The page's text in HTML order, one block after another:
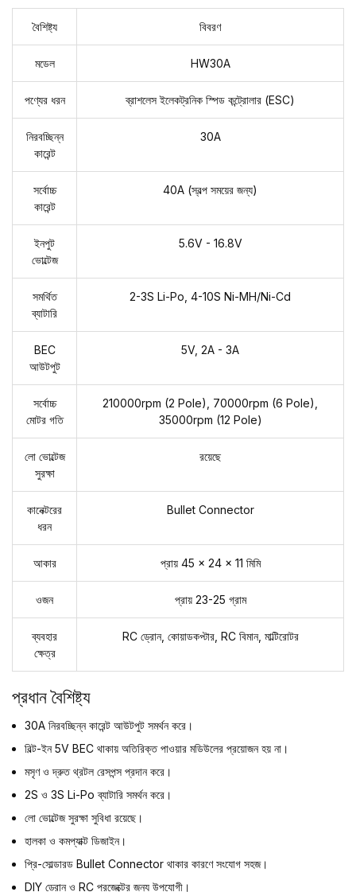
বৈশিষ্ট্য বিবরণ
মডেল HW30A
পণ্যের ধরন ব্রাশলেস ইলেকট্রনিক স্পিড কন্ট্রোলার (ESC)
নিরবচ্ছিন্ন
কারেন্ট
30A
সর্বোচ্চ
কারেন্ট
40A (স্বল্প সময়ের জন্য)
ইনপুট
ভোল্টেজ
5.6V - 16.8V
সমর্থিত
ব্যাটারি
2-3S Li-Po, 4-10S Ni-MH/Ni-Cd
BEC
আউটপুট
5V, 2A - 3A
সর্বোচ্চ
মোটর গতি
210000rpm (2 Pole), 70000rpm (6 Pole),
35000rpm (12 Pole)
লো ভোল্টেজ
সুরক্ষা
রয়েছে
কানেক্টরের
ধরন
Bullet Connector
আকার প্রায় 45 × 24 × 11 মিমি
ওজন প্রায় 23-25 গ্রাম
ব্যবহার
ক্ষেত্র
RC ড্রোন, কোয়াডকপ্টার, RC বিমান, মাল্টিরোটর
প্রধান বৈশিষ্ট্য
30A নিরবচ্ছিন্ন কারেন্ট আউটপুট সমর্থন করে।
বিল্ট-ইন 5V BEC থাকায় অতিরিক্ত পাওয়ার মডিউলের প্রয়োজন হয় না।
মসৃণ ও দ্রুত থ্রটল রেসপন্স প্রদান করে।
2S ও 3S Li-Po ব্যাটারি সমর্থন করে।
লো ভোল্টেজ সুরক্ষা সুবিধা রয়েছে।
হালকা ও কমপ্যাক্ট ডিজাইন।
প্রি-সোল্ডারড Bullet Connector থাকার কারণে সংযোগ সহজ।
DIY ড্রোন ও RC প্রজেক্টের জন্য উপযোগী।